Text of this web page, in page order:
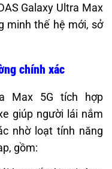
Galaxy Ultra Max
minh thế hệ mới, sở
chính xác
Max 5G tích hợp
giúp người lái nắm
nhờ loạt tính năng
gồm: